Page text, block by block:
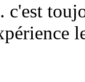
c'est